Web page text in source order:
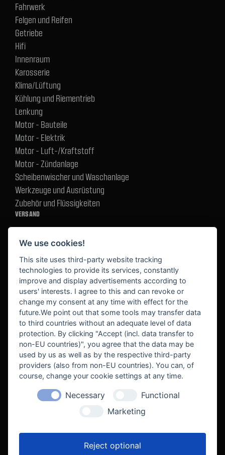
Fahrwerk
Felgen und Reifen
Getriebe
Hifi
Innenraum
Karosserie
Klima/Lüftung
Kühlung und Riementrieb
Lenkung
Motor - Bauteile
Motor - Elektrik
Motor - Luft-/Kraftstoff
Motor - Zündanlage
Scheibenwischer und Waschanlage
Werkzeuge und Ausrüstung
Zubehör und Flüssigkeiten
VERSAND
BEKANNT AUS
We use cookies!
This site uses third-party website tracking
technologies to provide its services, constantly
improve and display advertisements according to
users' interests. I agree to this and can revoke or
change my consent at any time with effect for the
future.We point out that some tools may transfer data
to third countries without an adequate level of data
protection. By clicking "Accept (incl. data transfer to
non-EU countries)", you agree that the data may be
used by us as well as by the respective third-party
providers (also from non-EU countries). You can, of
course, change your cookie settings at any time.
Necessary
Functional
Marketing
Reject optional